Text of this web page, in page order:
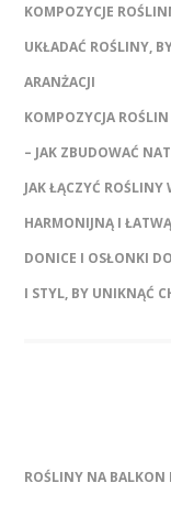
KOMPOZYCJE
UKŁADAĆ ROŚLINY,
ARANŻACJI
KOMPOZYCJA
– JAK ZBUDOWAĆ
JAK ŁĄCZYĆ ROŚLINY
HARMONIJNĄ I
DONICE I OSŁONKI
I STYL, BY UNIKNĄĆ
ROŚLINY NA BALKON